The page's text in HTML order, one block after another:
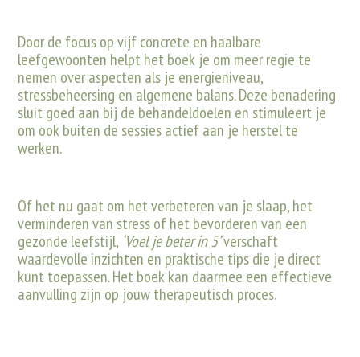
Door de focus op vijf concrete en haalbare
leefgewoonten helpt het boek je om meer regie te
nemen over aspecten als je energieniveau,
stressbeheersing en algemene balans. Deze benadering
sluit goed aan bij de behandeldoelen en stimuleert je
om ook buiten de sessies actief aan je herstel te
werken.
Of het nu gaat om het verbeteren van je slaap, het
verminderen van stress of het bevorderen van een
gezonde leefstijl, ‘Voel je beter in 5’verschaft
waardevolle inzichten en praktische tips die je direct
kunt toepassen. Het boek kan daarmee een effectieve
aanvulling zijn op jouw therapeutisch proces.